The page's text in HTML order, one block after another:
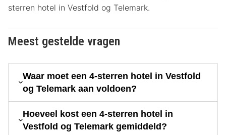
sterren hotel in Vestfold og Telemark.
Meest gestelde vragen
Waar moet een 4-sterren hotel in Vestfold
og Telemark aan voldoen?
Hoeveel kost een 4-sterren hotel in
Vestfold og Telemark gemiddeld?